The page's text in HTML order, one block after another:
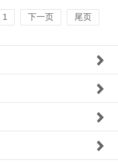
1 下一页 尾页